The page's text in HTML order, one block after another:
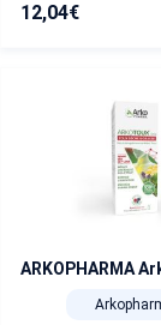
12,04€